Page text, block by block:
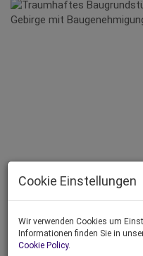
Cookie Einstellungen
Wir verwenden Cookies um
Informationen finden Sie in
Cookie Policy.